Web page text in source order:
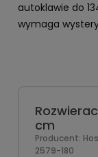
autoklawie do
wymaga
cm
Producent:
2579-180